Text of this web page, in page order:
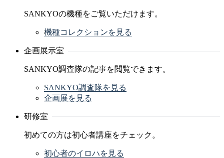
SANKYOの機種をご覧いただけます。
機種コレクションを見る
企画展示室
SANKYO調査隊の記事を閲覧できます。
SANKYO調査隊を見る
企画展を見る
研修室
初めての方は初心者講座をチェック。
初心者のイロハを見る